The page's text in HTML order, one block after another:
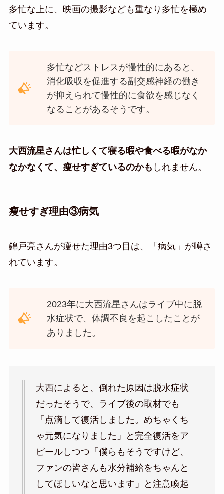
多忙な上に、映画の撮影なども重なり多忙を極め
ています。
多忙などストレスが慢性的にあると、
消化吸収を促進する副交感神経の働き
が抑えられて慢性的に食欲を感じなく
なることがあるそうです。
大西流星さんは忙しくて寝る暇や食べる暇がなか
なかなくて、瘦せすぎているのかも しれません。
瘦せすぎ理由③病気
錦戸亮さんが瘦せた理由3つ目は、「病気」が噂さ
れています。
2023年に大西流星さんはライブ中に脱
水症状で、体調不良を起こしたことが
ありました。
大西によると、倒れた原因は脱水症状
だったそうで、ライブ後の取材でも
「点滴して復活しました。めちゃくち
ゃ元気になりました」と完全復活をア
ピールしつつ「僕らもそうですけど、
ファンの皆さんも水分補給をちゃんと
してほしいなと思います」と注意喚起